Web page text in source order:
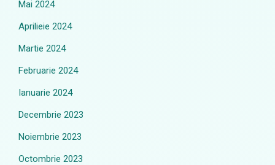
Mai 2024
Aprilieie 2024
Martie 2024
Februarie 2024
Ianuarie 2024
Decembrie 2023
Noiembrie 2023
Octombrie 2023